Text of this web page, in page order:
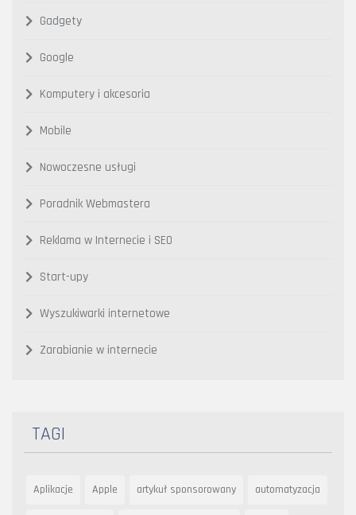
Gadgety
Google
Komputery i akcesoria
Mobile
Nowoczesne usługi
Poradnik Webmastera
Reklama w Internecie i SEO
Start-upy
Wyszukiwarki internetowe
Zarabianie w internecie
TAGI
Aplikacje Apple artykuł sponsorowany automatyzacja